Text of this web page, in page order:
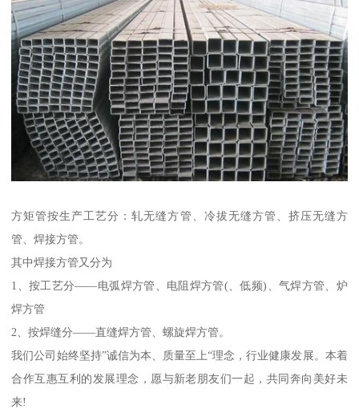
方矩管按生产工艺分：轧无缝方管、冷拔无缝方管、挤压无缝方
管、焊接方管。
其中焊接方管又分为
1、按工艺分——电弧焊方管、电阻焊方管(、低频)、气焊方管、炉
焊方管
2、按焊缝分——直缝焊方管、螺旋焊方管。
我们公司始终坚持”诚信为本、质量至上“理念，行业健康发展。本着
合作互惠互利的发展理念，愿与新老朋友们一起，共同奔向美好未
来!